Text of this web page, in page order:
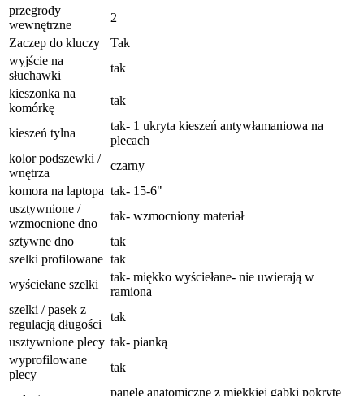
przegrody
wewnętrzne
2
Zaczep do kluczy
Tak
wyjście na
słuchawki
tak
kieszonka na
komórkę
tak
kieszeń tylna
tak- 1 ukryta kieszeń antywłamaniowa na
plecach
kolor podszewki /
wnętrza
czarny
komora na laptopa tak- 15-6"
usztywnione /
wzmocnione dno
tak- wzmocniony materiał
sztywne dno
tak
szelki profilowane tak
wyściełane szelki
tak- miękko wyściełane- nie uwierają w
ramiona
szelki / pasek z
regulacją długości
tak
usztywnione plecy tak- pianką
wyprofilowane
plecy
tak
panele anatomiczne z miękkiej gąbki pokryte